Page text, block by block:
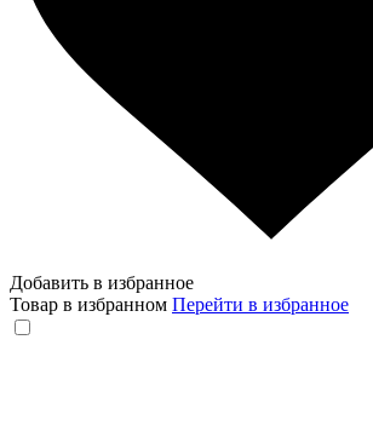
Добавить в избранное
Товар в избранном Перейти в избранное